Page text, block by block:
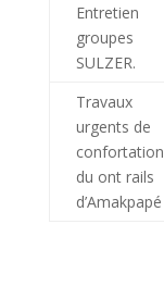
Entretien
groupes
SULZER.
Travaux
urgents de
confortation
du ont rails
d’Amakpapé